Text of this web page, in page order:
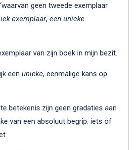
geen tweede exemplaar
exemplaar, een unieke
van zijn boek in mijn bezit.
een unieke, eenmalige kans op
betekenis zijn geen gradaties aan
van een absoluut begrip: iets of